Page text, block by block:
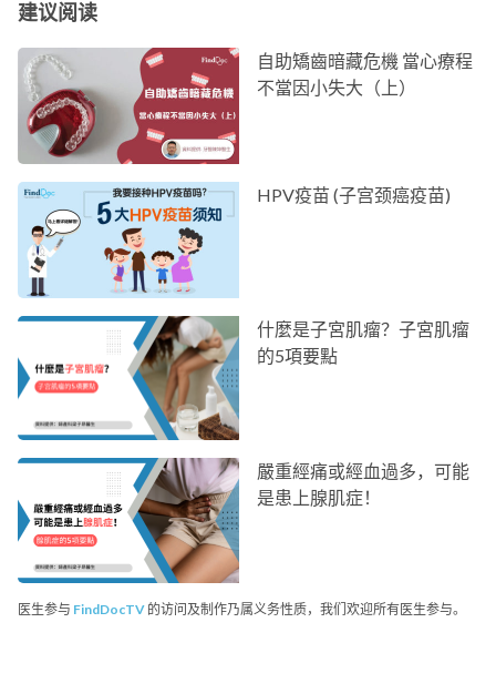
建议阅读
自助矯齒暗藏危機 當心療程
不當因小失大（上）
HPV疫苗 (子宫颈癌疫苗)
什麼是子宮肌瘤？子宮肌瘤
的5項要點
嚴重經痛或經血過多，可能
是患上腺肌症！
医生参与 FindDocTV 的访问及制作乃属义务性质，我们欢迎所有医生参与。